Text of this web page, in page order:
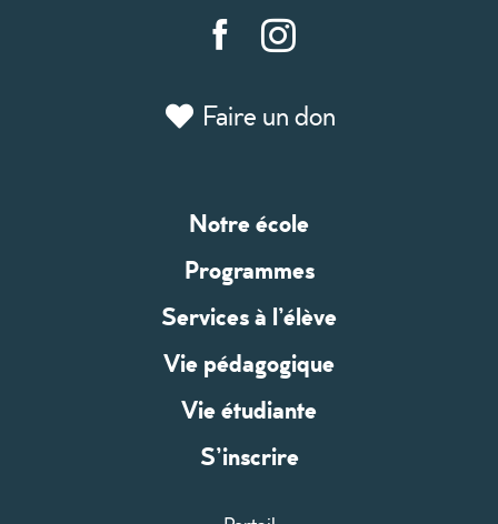
Faire un don
Notre école
Programmes
Services à l’élève
Vie pédagogique
Vie étudiante
S’inscrire